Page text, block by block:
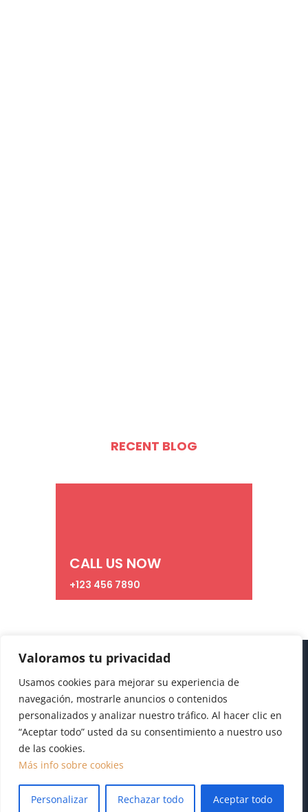
Valoramos tu privacidad
Usamos cookies para mejorar su experiencia de
navegación, mostrarle anuncios o contenidos
personalizados y analizar nuestro tráfico. Al hacer clic en
“Aceptar todo” usted da su consentimiento a nuestro uso
de las cookies.
Más info sobre cookies
Personalizar Rechazar todo Aceptar todo
RECENT BLOG
CALL US NOW
+123 456 7890
Diseño realizado por
Cookies